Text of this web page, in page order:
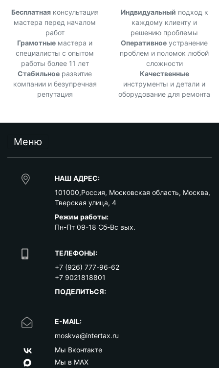
Бесплатнаяконсультация
мастера перед началом
работ
Индвидуальный подход к
каждому клиенту и
решению проблемы
Грамотные мастера и
специалисты с опытом
работы более 11 лет
Оперативное устранение
проблем и поломок любой
сложности
Стабильное развитие
компании и безупречная
репутация
Качественные
инструменты и детали и
оборудование для ремонта
Меню
НАШ АДРЕС:
101000,Россия, Московская область, Москва,
Тверская улица, 4
Режим работы:
Пн-Пт 09-18 Сб-Вс вых.
ТЕЛЕФОНЫ:
+7 (926) 777-96-62
+7 9021818801
ПОДЕЛИТЬСЯ:
E-MAIL:
moskva@intertax.ru
Мы Вконтакте
Мы в MAX